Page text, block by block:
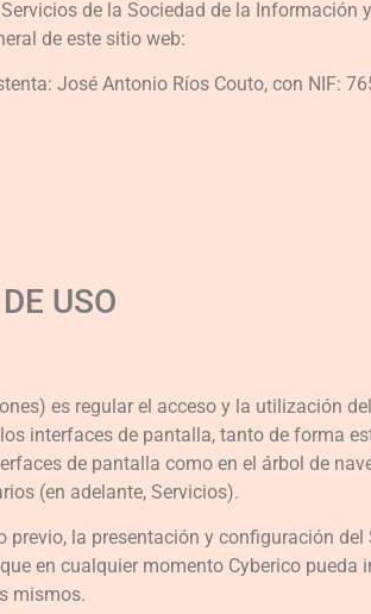
de la Sociedad de la Información
de este sitio web:
José Antonio Ríos Couto, con NIF:
USO
es regular el acceso y la utilización
interfaces de pantalla, tanto de forma
de pantalla como en el árbol de
(en adelante, Servicios).
la presentación y configuración
en cualquier momento Cyberico
mismos.